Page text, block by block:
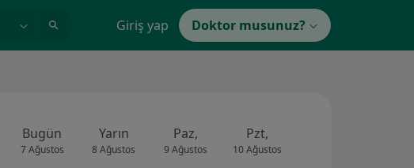
Giriş yap Doktor musunuz?
Bugün
7 Ağustos
Yarın
8 Ağustos
Paz,
9 Ağustos
Pzt,
10 Ağustos